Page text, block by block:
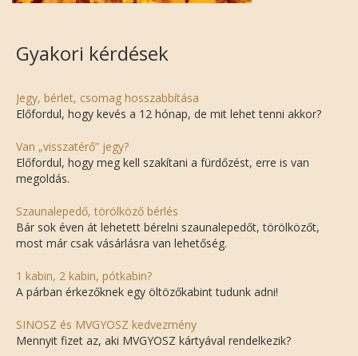
Gyakori kérdések
Jegy, bérlet, csomag hosszabbítása
Előfordul, hogy kevés a 12 hónap, de mit lehet tenni akkor?
Van „visszatérő” jegy?
Előfordul, hogy meg kell szakítani a fürdőzést, erre is van
megoldás.
Szaunalepedő, törölköző bérlés
Bár sok éven át lehetett bérelni szaunalepedőt, törölközőt,
most már csak vásárlásra van lehetőség.
1 kabin, 2 kabin, pótkabin?
A párban érkezőknek egy öltözőkabint tudunk adni!
SINOSZ és MVGYOSZ kedvezmény
Mennyit fizet az, aki MVGYOSZ kártyával rendelkezik?